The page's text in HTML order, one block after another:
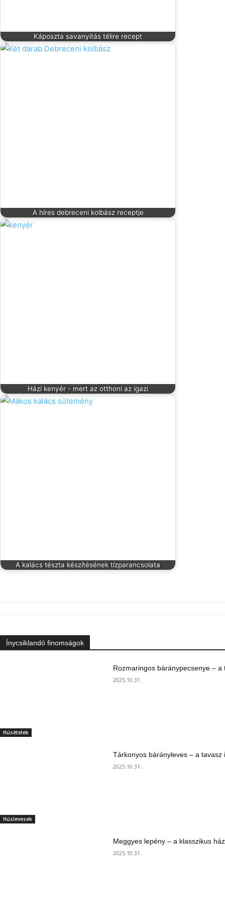
Káposzta savanyítás télire recept
A híres debreceni kolbász receptje
Házi kenyér - mert az otthoni az igazi
A kalács tészta készítésének tízparancsolata
Ínycsiklandó finomságok
Húsételek
Rozmaringos báránypecsenye – a
2025.10.31.
Húslevesek
Tárkonyos bárányleves – a tavasz
2025.10.31.
Meggyes lepény – a klasszikus
2025.10.31.